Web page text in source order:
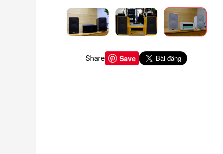
Share Save